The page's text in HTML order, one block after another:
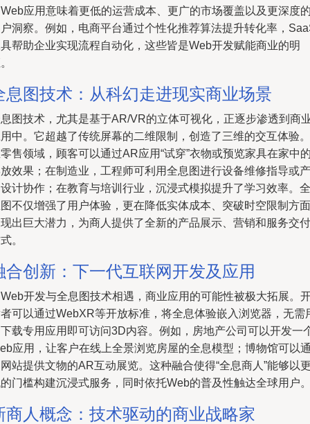
应用意味着更低的运营成本、更广的市场覆盖以及更深度
洞察。例如，电商平台通过个性化推荐算法提升转化率，
帮助企业实现流程自动化，这些皆是Web开发赋能商业的明
息图技术：从科幻走进现实商业场景
图技术，尤其是基于AR/VR的立体可视化，正逐步渗透到商
中。它超越了传统屏幕的二维限制，创造了三维的交互体验。
售领域，顾客可以通过AR应用“试穿”衣物或预览家具在家中
效果；在制造业，工程师可利用全息图进行设备维修指导或产
计协作；在教育与培训行业，沉浸式模拟提升了学习效率。全
不仅增强了用户体验，更在降低实体成本、突破时空限制方面
出巨大潜力，为商人提供了全新的产品展示、营销和服务交付
。
合创新：下一代互联网开发及应用
开发与全息图技术相遇，商业应用的可能性被极大拓展。
可以通过WebXR等开放标准，将全息体验嵌入浏览器，无需
载专用应用即可访问3D内容。例如，房地产公司可以开发一
应用，让客户在线上全景浏览房屋的全息模型；博物馆可以
站提供文物的AR互动展览。这种融合使得“全息商人”能够以
门槛构建沉浸式服务，同时依托Web的普及性触达全球用户
商人概念：技术驱动的商业战略家